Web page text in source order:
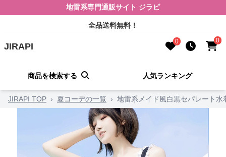
地雷系専門通販サイト ジラピ
全品送料無料！
JIRAPI 0 0
商品を検索する 人気ランキング
JIRAPI TOP › 夏コーデの一覧 › 地雷系メイド風白黒セパレート水